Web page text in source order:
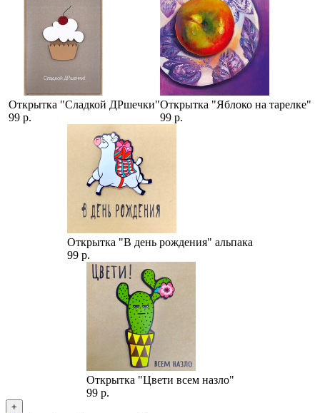
Открытка "Сладкой ДРшечки"
99 р.
Открытка "Яблоко на тарелке"
99 р.
Открытка "В день рождения" альпака
99 р.
Открытка "Цвети всем назло"
99 р.
+